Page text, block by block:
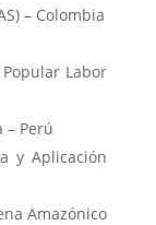
– Colombia
Labor
– Perú
y Aplicación
Amazónico